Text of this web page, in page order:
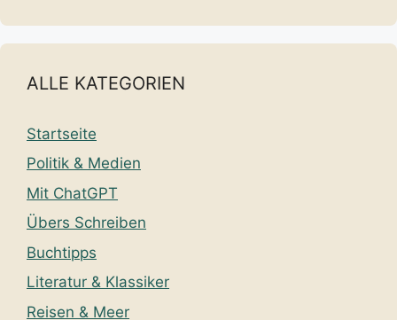
ALLE KATEGORIEN
Startseite
Politik & Medien
Mit ChatGPT
Übers Schreiben
Buchtipps
Literatur & Klassiker
Reisen & Meer